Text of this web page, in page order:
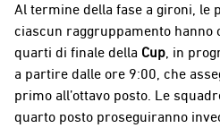
Al termine della fase a gironi, le
ciascun raggruppamento hanno
quarti di finale della Cup, in
a partire dalle ore 9:00, che
primo all’ottavo posto. Le
quarto posto proseguiranno